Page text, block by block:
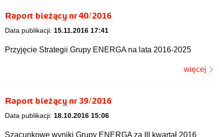
Raport bieżący nr 40/2016
Data publikacji: 15.11.2016 17:41
Przyjęcie Strategii Grupy ENERGA na lata 2016-2025
więcej
Raport bieżący nr 39/2016
Data publikacji: 18.10.2016 15:06
Szacunkowe wyniki Grupy ENERGA za III kwartał 2016